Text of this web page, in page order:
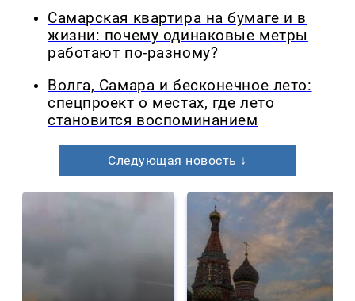
Самарская квартира на бумаге и в
жизни: почему одинаковые метры
работают по-разному?
Волга, Самара и бесконечное лето:
спецпроект о местах, где лето
становится воспоминанием
Следующая новость ↓